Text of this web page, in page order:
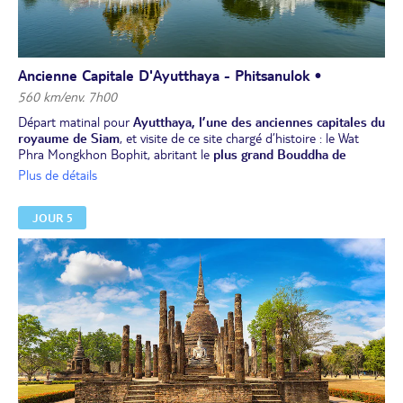
tristement célèbre chemin de fer de la mort de 1942 à 1943.Trajet
train sur "la voie ferrée de la mort"qui longe l a rivière Kwaï
Dîner et nuit à l'hôtel à Kanchanaburi.
Ancienne Capitale D'Ayutthaya - Phitsanulok •
560 km/env. 7h00
Départ matinal pourAyutthaya, l’une des anciennes capitales du
royaume de Siam, et visite de ce site chargé d’histoire : le Wat
Phra Mongkhon Bophit, abritant le plus grand Bouddha de
bronzedu pays, (en cas de fermeture, sa visite sera remplacée par
temple royal construit au 15e siècle, et le Wat Lokaya Sutharam,
avec son Bouddha couché de 42m.
Déjeuner.
Poursuite pour Phitsanulok. Installation à l’hôtel, dîner et nuit à
l'hôtel.
Plus de détails
JOUR 5